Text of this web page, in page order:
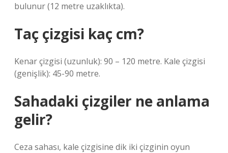
bulunur (12 metre uzaklıkta).
Taç çizgisi kaç cm?
Kenar çizgisi (uzunluk): 90 – 120 metre. Kale çizgisi
(genişlik): 45-90 metre.
Sahadaki çizgiler ne anlama
gelir?
Ceza sahası, kale çizgisine dik iki çizginin oyun